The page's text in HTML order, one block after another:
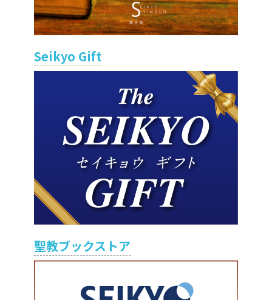
Seikyo Gift
聖教ブックストア